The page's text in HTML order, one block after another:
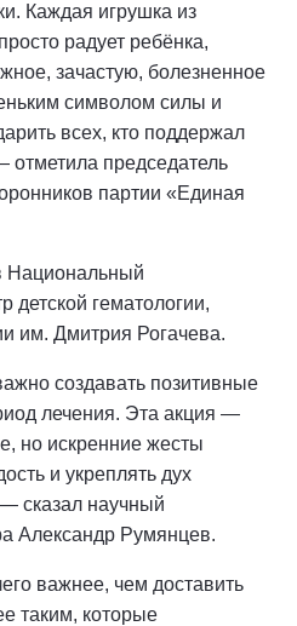
Каждая игрушка из
радует ребёнка,
зачастую, болезненное
символом силы и
всех, кто поддержал
председатель
партии «Единая
Национальный
детской гематологии,
им. Дмитрия Рогачева.
создавать позитивные
лечения. Эта акция —
но искренние жесты
и укреплять дух
сказал научный
Александр Румянцев.
важнее, чем доставить
таким, которые